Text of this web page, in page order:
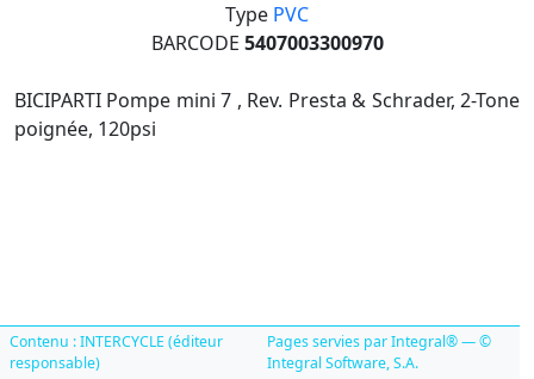
Type PVC
BARCODE 5407003300970
BICIPARTI Pompe mini 7 , Rev. Presta & Schrader, 2-Tone
poignée, 120psi
Contenu : INTERCYCLE (éditeur
responsable)
Pages servies par Integral® — ©
Integral Software, S.A.